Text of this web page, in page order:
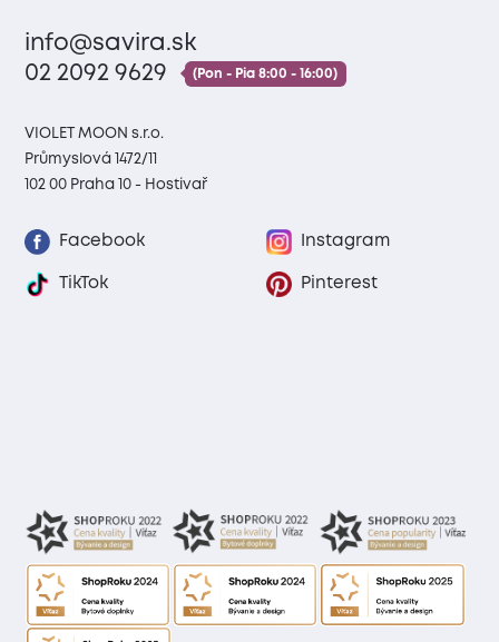
info@savira.sk
02 2092 9629
(Pon - Pia 8:00 - 16:00)
VIOLET MOON s.r.o.
Průmyslová 1472/11
102 00 Praha 10 - Hostivař
Facebook Instagram
TikTok Pinterest